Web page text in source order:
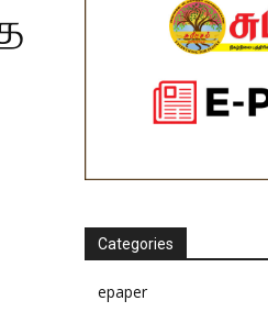
Categories
epaper